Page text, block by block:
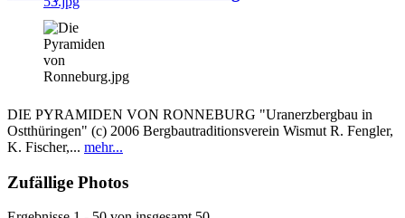
DIE PYRAMIDEN VON RONNEBURG "Uranerzbergbau in
Ostthüringen" (c) 2006 Bergbautraditionsverein Wismut R. Fengler,
K. Fischer,... mehr...
Zufällige Photos